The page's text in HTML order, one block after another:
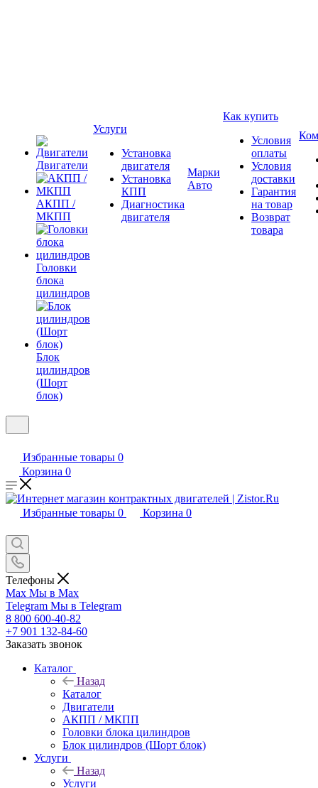
Двигатели
АКПП /
МКПП
Головки
блока
цилиндров
Блок
цилиндров
(Шорт
блок)
Услуги
Установка
двигателя
Установка
КПП
Диагностика
двигателя
Марки
Авто
Как купить
Условия
оплаты
Условия
доставки
Гарантия
на товар
Возврат
товара
Избранные товары 0
Корзина 0
Избранные товары 0 Корзина 0
Телефоны
Max Мы в Max
Telegram Мы в Telegram
8 800 600-40-82
+7 901 132-84-60
Заказать звонок
Каталог
Назад
Каталог
Двигатели
АКПП / МКПП
Головки блока цилиндров
Блок цилиндров (Шорт блок)
Услуги
Назад
Услуги